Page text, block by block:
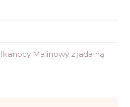
Malinowy z jadalną